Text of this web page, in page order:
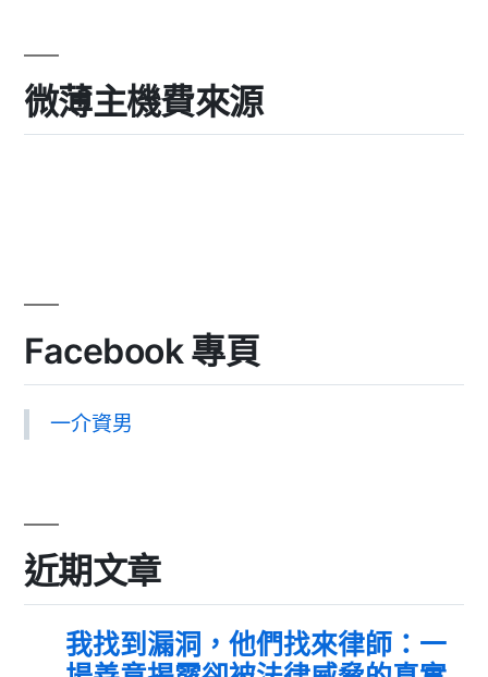
微薄主機費來源
Facebook 專頁
一介資男
近期文章
我找到漏洞，他們找來律師：一